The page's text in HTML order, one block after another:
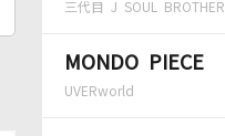
三代目 J SOUL
MONDO PIECE
UVERworld